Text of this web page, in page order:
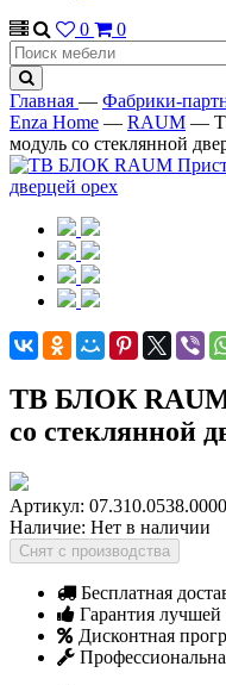
0
0
Главная — Фабрики-
Enza Home — RAUM —
модуль со стеклянной
ТВ БЛОК RAUM
со стеклянной
Артикул:
Наличие: Нет в наличии
Снят с производства
Бесплатная
Гарантия
Дисконтная